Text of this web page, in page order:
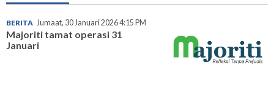
BERITA Jumaat, 30 Januari 2026 4:15 PM
Majoriti tamat operasi 31
Januari